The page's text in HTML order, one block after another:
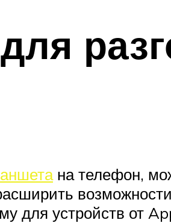
на телефон,
для устройств от